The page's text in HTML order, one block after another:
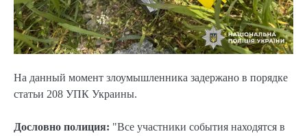
На данный момент злоумышленника задержано в порядке
статьи 208 УПК Украины.
Дословно полиция: "Все участники события находятся в